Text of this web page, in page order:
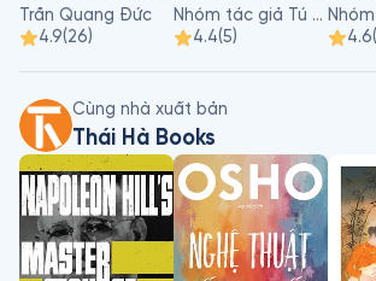
Trần Quang Đức
4.9(26)
Nhóm tác giả Tú Oanh, Thanh Huyền, Kim Quý
4.4(5)
4.6(
Cùng nhà xuất bản
Thái Hà Books